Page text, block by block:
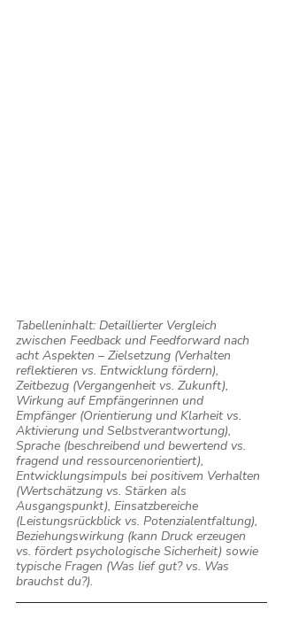
Tabelleninhalt: Detaillierter Vergleich
zwischen Feedback und Feedforward nach
acht Aspekten – Zielsetzung (Verhalten
reflektieren vs. Entwicklung fördern),
Zeitbezug (Vergangenheit vs. Zukunft),
Wirkung auf Empfängerinnen und
Empfänger (Orientierung und Klarheit vs.
Aktivierung und Selbstverantwortung),
Sprache (beschreibend und bewertend vs.
fragend und ressourcenorientiert),
Entwicklungsimpuls bei positivem Verhalten
(Wertschätzung vs. Stärken als
Ausgangspunkt), Einsatzbereiche
(Leistungsrückblick vs. Potenzialentfaltung),
Beziehungswirkung (kann Druck erzeugen
vs. fördert psychologische Sicherheit) sowie
typische Fragen (Was lief gut? vs. Was
brauchst du?).